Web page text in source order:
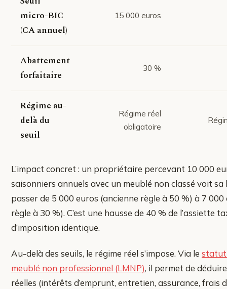
micro-BIC
(CA annuel)
15 000 euros
Abattement
forfaitaire
30 %
Régime au-
delà du
seuil
Régime réel
obligatoire
L’impact concret : un propriétaire percevant 10 000
saisonniers annuels avec un meublé non classé voit
passer de 5 000 euros (ancienne règle à 50 %) à 7
règle à 30 %). C’est une hausse de 40 % de l’assiette
d’imposition identique.
Au-delà des seuils, le régime réel s’impose. Via le statut
meublé non professionnel (LMNP), il permet de
réelles (intérêts d’emprunt, entretien, assurance, frais